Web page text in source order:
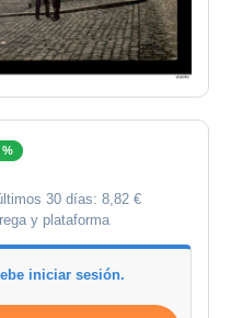
%
30 días: 8,82 €
y plataforma
iniciar sesión.